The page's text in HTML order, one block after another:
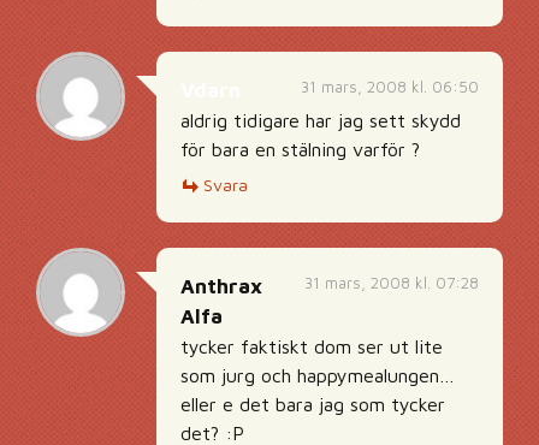
31 mars, 2008 kl. 06:50
aldrig tidigare har jag sett skydd
för bara en stälning varför ?
Svara
31 mars, 2008 kl. 07:28
Anthrax
Alfa
tycker faktiskt dom ser ut lite
som jurg och happymealungen…
eller e det bara jag som tycker
det? :P